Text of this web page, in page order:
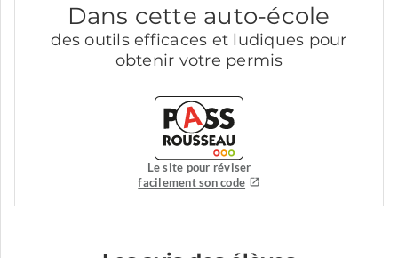
Dans cette auto-école
des outils efficaces et ludiques pour
obtenir votre permis
Le site pour réviser
facilement son code